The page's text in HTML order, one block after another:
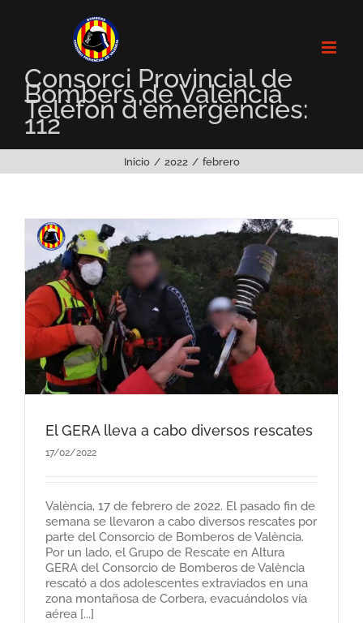
Consorci Provincial de
Bombers de València
Telèfon d'emergències:
112
Inicio 2022 febrero
El GERA lleva a cabo diversos rescates
17/02/2022
València, 17 de febrero de 2022. El pasado fin de
semana se llevaron a cabo diversos rescates por
parte del Consorcio de Bomberos de València.
Por un lado, el Grupo de Rescate en Altura
GERA del Consorcio de Bomberos de València
rescató a dos adolescentes extraviados en una
zona montañosa de Corbera, evacuándolos vía
aérea [...]